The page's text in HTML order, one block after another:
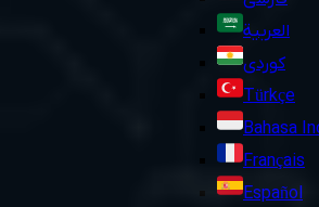
العربية
کوردی
Türkçe
Bahasa
Français
Español